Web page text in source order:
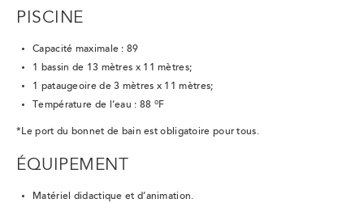
PISCINE
Capacité maximale : 89
1
bassin de 13 mètres x 11 mètres;
1
pataugeoire de 3 mètres x 11
mètres;
Température de l’eau : 88 o F
*Le port du bonnet de bain est obligatoire pour tous.
ÉQUIPEMENT
Matériel didactique et d’animation.